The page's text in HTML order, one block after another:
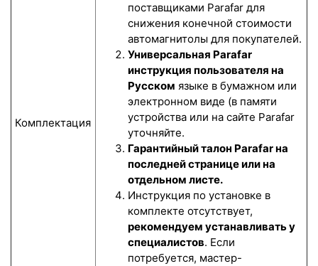
Комплектация
поставщиками Parafar для
снижения конечной стоимости
автомагнитолы для покупателей.
Универсальная Parafar
инструкция пользователя на
Русском языке в бумажном или
электронном виде (в памяти
устройства или на сайте Parafar
уточняйте.
Гарантийный талон Parafar на
последней странице или на
отдельном листе.
Инструкция по установке в
комплекте отсутствует,
рекомендуем устанавливать у
специалистов. Если
потребуется, мастер-